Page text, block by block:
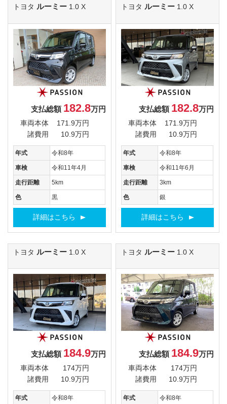
トヨタ ルーミー 1.0 X
支払総額 182.8万円
車両本体
171.9万円
諸費用
10.9万円
年式 令和8年
車検 令和11年4月
走行距離 5km
色 黒
詳細はこちら
トヨタ ルーミー 1.0 X
支払総額 182.8万円
車両本体
171.9万円
諸費用
10.9万円
年式 令和8年
車検 令和11年6月
走行距離 3km
色 銀
詳細はこちら
トヨタ ルーミー 1.0 X
支払総額 184.9万円
車両本体
174万円
諸費用
10.9万円
年式 令和8年
トヨタ ルーミー 1.0 X
支払総額 184.9万円
車両本体
174万円
諸費用
10.9万円
年式 令和8年